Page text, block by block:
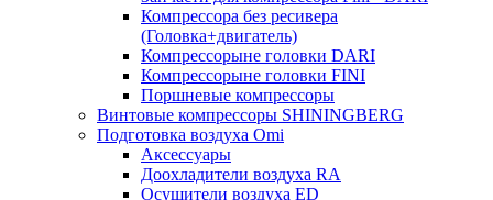
Компрессора без ресивера
(Головка+двигатель)
Компрессорыне головки DARI
Компрессорыне головки FINI
Поршневые компрессоры
Винтовые компрессоры SHININGBERG
Подготовка воздуха Omi
Аксессуары
Доохладители воздуха RA
Осушители воздуха ED